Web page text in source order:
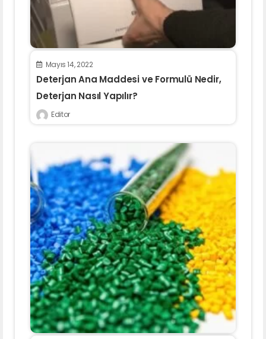
Mayıs 14, 2022
Deterjan Ana Maddesi ve Formulü Nedir,
Deterjan Nasıl Yapılır?
Editor